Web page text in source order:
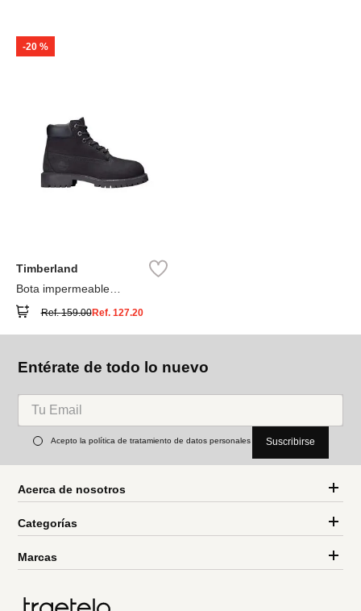
-20 %
Timberland
Bota impermeable
Ref.159.00Ref. 127.20
Entérate de todo lo nuevo
Acepto la política de tratamiento de datos personales Suscribirse
Acerca de nosotros
Categorías
Marcas